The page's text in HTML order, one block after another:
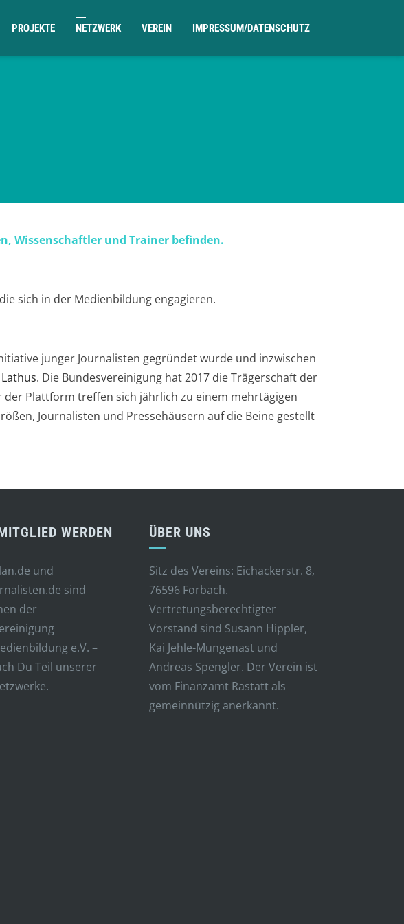
PROJEKTE NETZWERK VEREIN IMPRESSUM/DATENSCHUTZ
Wissenschaftler und Trainer befinden.
sich in der Medienbildung engagieren.
junger Journalisten gegründet wurde und inzwischen
. Die Bundesvereinigung hat 2017 die Trägerschaft der
Plattform treffen sich jährlich zu einem mehrtägigen
Journalisten und Pressehäusern auf die Beine gestellt
WERDEN
und
sind
der
e.V. –
Du Teil unserer
ÜBER UNS
Sitz des Vereins: Eichackerstr. 8,
76596 Forbach.
Vertretungsberechtigter
Vorstand sind Susann Hippler,
Kai Jehle-Mungenast und
Andreas Spengler. Der Verein ist
vom Finanzamt Rastatt als
gemeinnützig anerkannt.